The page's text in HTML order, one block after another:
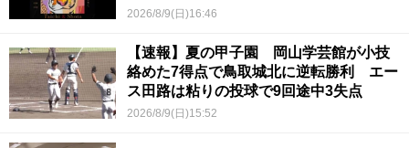
2026/8/9(日)16:46
【速報】夏の甲子園 岡山学芸館が小技
絡めた7得点で鳥取城北に逆転勝利 エー
ス田路は粘りの投球で9回途中3失点
2026/8/9(日)15:52